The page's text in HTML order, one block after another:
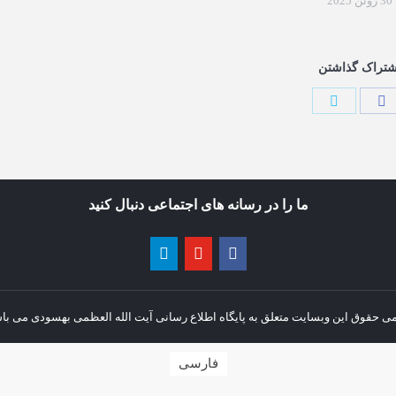
گذاشتن
ما را در رسانه های اجتماعی دنبال کنید
حقوق این وبسایت متعلق به پایگاه اطلاع رسانی آیت الله العظمی بهسودی می
فارسی